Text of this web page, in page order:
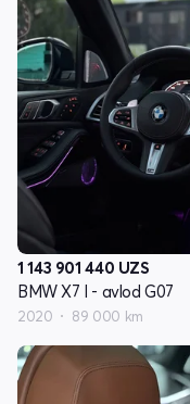
1 143 901 440 UZS
BMW X7 I - avlod G07
2020 89 000 km